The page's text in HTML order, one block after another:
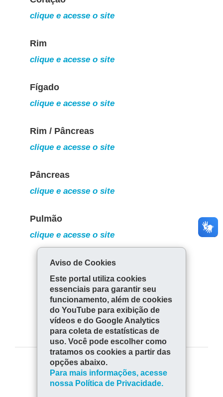
clique e acesse o site
Rim
clique e acesse o site
Fígado
clique e acesse o site
Rim / Pâncreas
clique e acesse o site
Pâncreas
clique e acesse o site
Pulmão
clique e acesse o site
Córnea
clique e acesse o site
COMPARTILHE:
Fa
W
Aviso de Cookies
Este portal utiliza cookies
essenciais para garantir seu
funcionamento, além de cookies
do YouTube para exibição de
vídeos e do Google Analytics
para coleta de estatísticas de
uso. Você pode escolher como
tratamos os cookies a partir das
opções abaixo.
Para mais informações, acesse
nossa Política de Privacidade.